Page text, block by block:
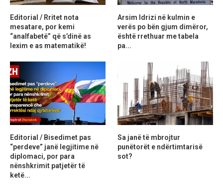
Editorial / Rritet nota
mesatare, por kemi
“analfabetë” që s’dinë as
lexim e as matematikë!
Arsim Idrizi në kulmin e
verës po bën gjum dimëror,
është rrethuar me tabela
pa...
Editorial / Bisedimet pas
“perdeve” janë legjitime në
diplomaci, por para
nënshkrimit patjetër të
ketë...
Sa janë të mbrojtur
punëtorët e ndërtimtarisë
sot?